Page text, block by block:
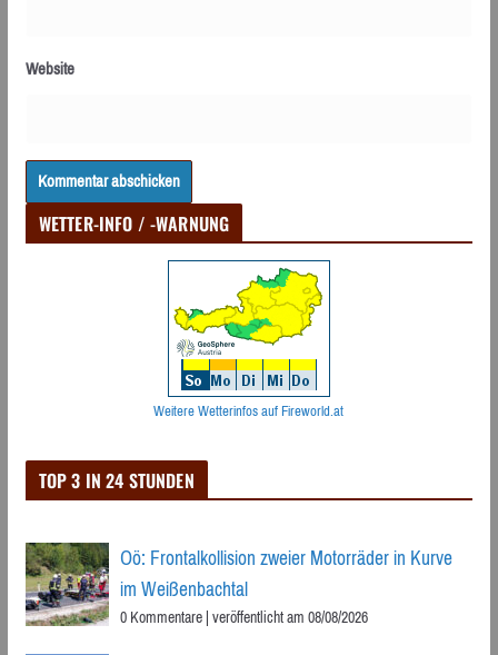
Website
WETTER-INFO / -WARNUNG
Weitere Wetterinfos auf Fireworld.at
TOP 3 IN 24 STUNDEN
Oö: Frontalkollision zweier Motorräder in Kurve
im Weißenbachtal
0 Kommentare|veröffentlicht am 08/08/2026